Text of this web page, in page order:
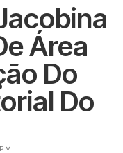
Área
Do
Do